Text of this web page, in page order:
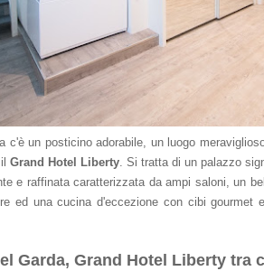
c'è un posticino adorabile, un luogo
ilGrand Hotel Liberty. Si tratta di un palazzo
e raffinata caratterizzata da ampi saloni, un
ed una cucina d'eccezione con cibi gourmet
Garda, Grand Hotel Liberty tra